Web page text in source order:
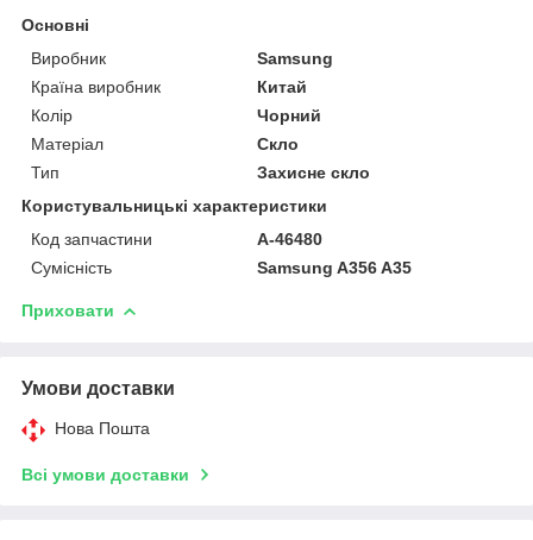
Основні
Виробник
Samsung
Країна виробник
Китай
Колір
Чорний
Матеріал
Скло
Тип
Захисне скло
Користувальницькі характеристики
Код запчастини
A-46480
Сумісність
Samsung A356 A35
Приховати
Умови доставки
Нова Пошта
Всі умови доставки